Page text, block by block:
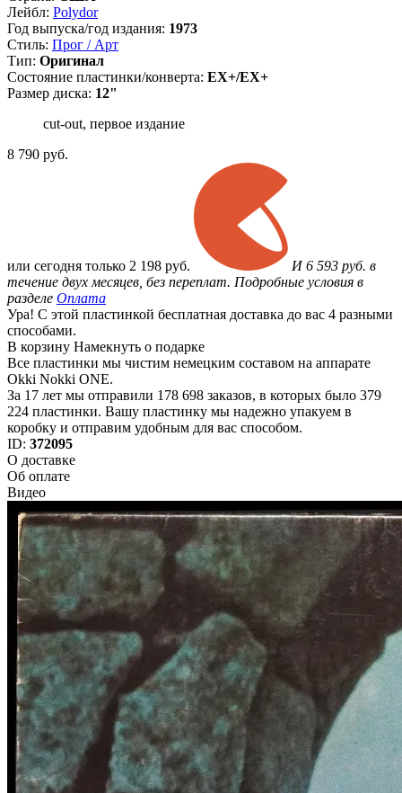
Лейбл: Polydor
Год выпуска/год издания: 1973
Стиль: Прог / Арт
Тип: Оригинал
Состояние пластинки/конверта: EX+/EX+
Размер диска: 12"
cut-out, первое издание
8 790 руб.
или сегодня только 2 198 руб.
И 6 593 руб. в
течение двух месяцев, без переплат. Подробные условия в
разделе Оплата
Ура! С этой пластинкой бесплатная доставка до вас 4 разными
способами.
В корзину Намекнуть о подарке
Все пластинки мы чистим немецким составом на аппарате
Okki Nokki ONE.
За 17 лет мы отправили 178 698 заказов, в которых было 379
224 пластинки. Вашу пластинку мы надежно упакуем в
коробку и отправим удобным для вас способом.
ID: 372095
О доставке
Об оплате
Видео